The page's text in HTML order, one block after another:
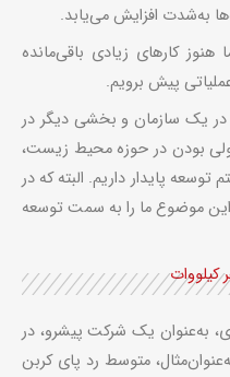
به‌شدت افزایش می‌یابد.
کارهای زیادی باقی‌مانده
پیش برویم.
یک سازمان و بخشی دیگر در
بودن در حوزه محیط‌ زیست،
پایدار داریم. البته که در
موضوع ما را به سمت توسعه
به‌عنوان یک شرکت پیشرو، در
متوسط رد پای کربن